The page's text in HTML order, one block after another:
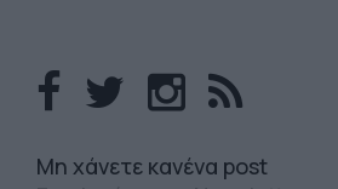
Mη χάνετε κανένα post